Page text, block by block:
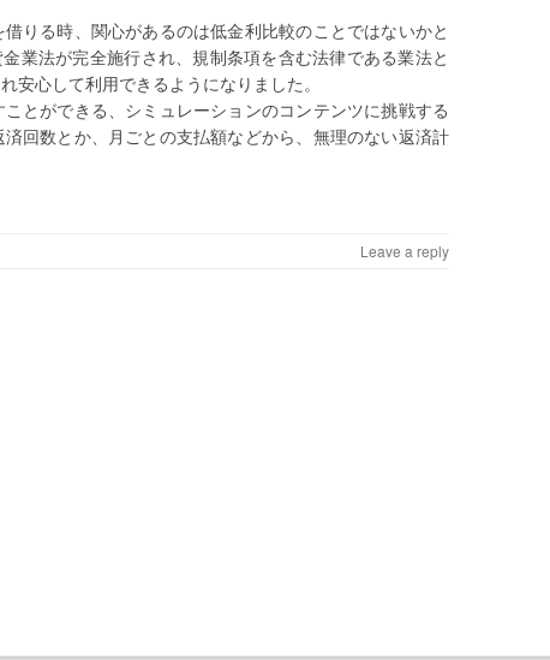
りる時、関心があるのは低金利比較のことではないかと
業法が完全施行され、規制条項を含む法律である業法と
安心して利用できるようになりました。
とができる、シミュレーションのコンテンツに挑戦する
回数とか、月ごとの支払額などから、無理のない返済計
Leave a reply